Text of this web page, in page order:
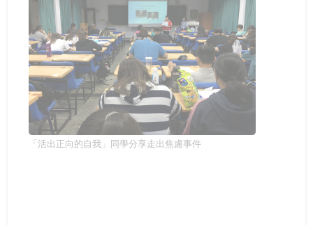
「活出正向的自我」同學分享走出焦慮事件